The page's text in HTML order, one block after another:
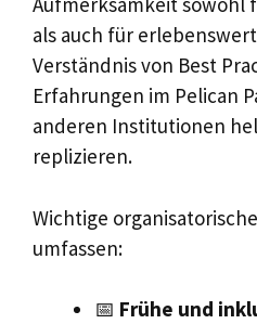
als auch für
Verständnis von Best
Erfahrungen im Pelican
anderen Institutionen
replizieren.
Wichtige
umfassen:
📅 Frühe und